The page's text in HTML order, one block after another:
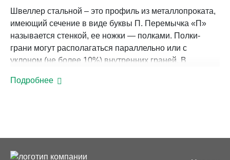
Швеллер стальной – это профиль из металлопроката,
имеющий сечение в виде буквы П. Перемычка «П»
называется стенкой, ее ножки — полками. Полки-
грани могут располагаться параллельно или с
уклоном (не более 10%) внутренних граней. В
расстоянию между внешними гранями, уклон
Бывают обычной («В») и повышенной («Б») точности.
Подробнее